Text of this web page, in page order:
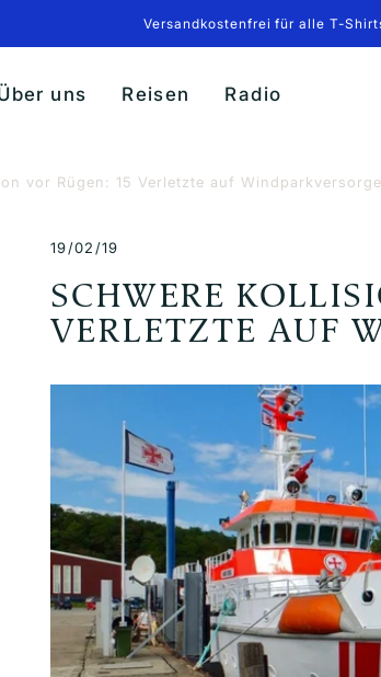
Versandkostenfrei für alle T-
uns Reisen Radio
vor Rügen: 15 Verletzte auf
19/02/19
SCHWERE
VERLETZTE AUF